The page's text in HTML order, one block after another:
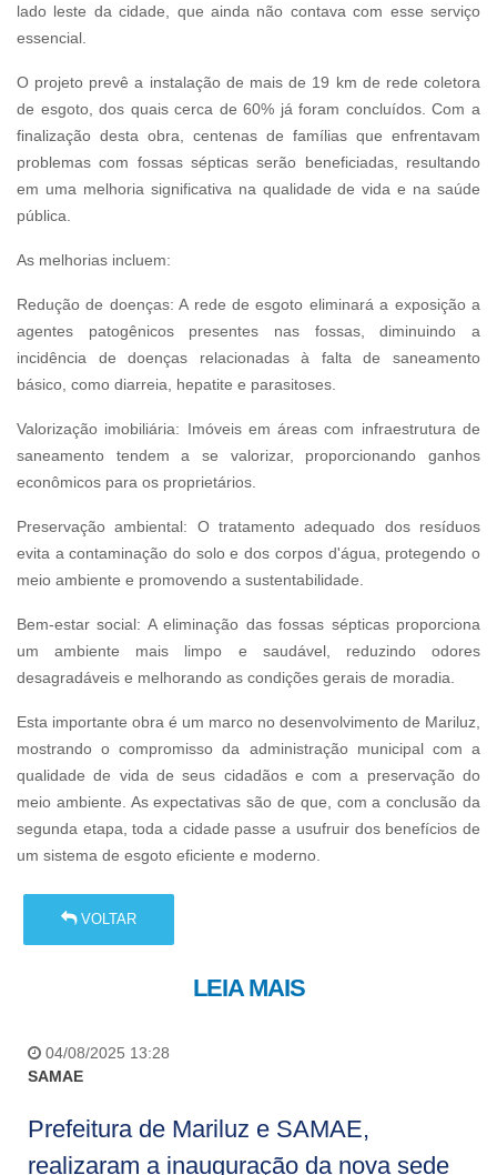
lado leste da cidade, que ainda não contava com esse serviço
essencial.
O projeto prevê a instalação de mais de 19 km de rede coletora
de esgoto, dos quais cerca de 60% já foram concluídos. Com a
finalização desta obra, centenas de famílias que enfrentavam
problemas com fossas sépticas serão beneficiadas, resultando
em uma melhoria significativa na qualidade de vida e na saúde
pública.
As melhorias incluem:
Redução de doenças: A rede de esgoto eliminará a exposição a
agentes patogênicos presentes nas fossas, diminuindo a
incidência de doenças relacionadas à falta de saneamento
básico, como diarreia, hepatite e parasitoses.
Valorização imobiliária: Imóveis em áreas com infraestrutura de
saneamento tendem a se valorizar, proporcionando ganhos
econômicos para os proprietários.
Preservação ambiental: O tratamento adequado dos resíduos
evita a contaminação do solo e dos corpos d'água, protegendo o
meio ambiente e promovendo a sustentabilidade.
Bem-estar social: A eliminação das fossas sépticas proporciona
um ambiente mais limpo e saudável, reduzindo odores
desagradáveis e melhorando as condições gerais de moradia.
Esta importante obra é um marco no desenvolvimento de Mariluz,
mostrando o compromisso da administração municipal com a
qualidade de vida de seus cidadãos e com a preservação do
meio ambiente. As expectativas são de que, com a conclusão da
segunda etapa, toda a cidade passe a usufruir dos benefícios de
um sistema de esgoto eficiente e moderno.
VOLTAR
LEIA MAIS
04/08/2025 13:28
SAMAE
Prefeitura de Mariluz e SAMAE,
realizaram a inauguração da nova sede